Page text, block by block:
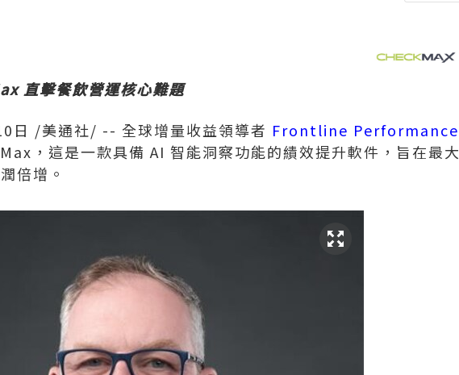
直擊餐飲營運核心難題
日 /美通社/ -- 全球增量收益領導者 Frontline Performance
，這是一款具備 AI 智能洞察功能的績效提升軟件，旨在最大
倍增。